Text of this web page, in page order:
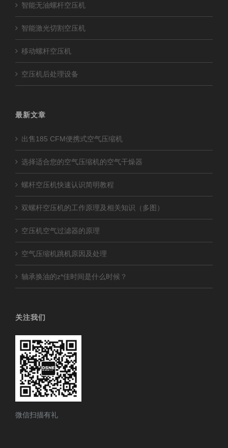
智能无油螺杆空压机
智能激光切割空压机
移动螺杆空压机
空压机后处理设备
最新文章
出售185 CFM便携式空气压缩机
选择适合您的空气压缩机的空气干燥器
螺杆空压机快速认识简明教程
双螺杆空压机的工作原理及相关知识（多图）
空压机空气过滤器的原理
空气压缩机跳机原因及处理
轴承换油的z*佳时间是什么时候？
关注我们
微信扫描有礼